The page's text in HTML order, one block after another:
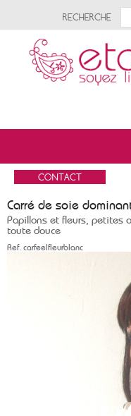
RECHERCHE
Carré de soie
Papillons et fleurs, petites
toute douce
Ref. carfeelfleurblanc